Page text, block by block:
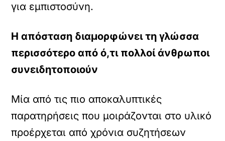
για εμπιστοσύνη.
Η απόσταση διαμορφώνει τη γλώσσα
περισσότερο από ό,τι πολλοί άνθρωποι
συνειδητοποιούν
Μία από τις πιο αποκαλυπτικές
παρατηρήσεις που μοιράζονται στο υλικό
προέρχεται από χρόνια συζητήσεων